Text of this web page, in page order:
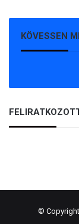
KÖVESSEN
©